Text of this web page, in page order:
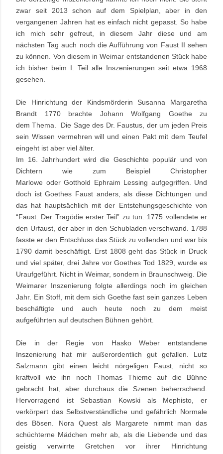
zwar seit 2013 schon auf dem Spielplan, aber in den
vergangenen Jahren hat es einfach nicht gepasst. So habe
ich mich sehr gefreut, in diesem Jahr diese und am
nächsten Tag auch noch die Aufführung von Faust II sehen
zu können. Von diesem in Weimar entstandenen Stück habe
ich bisher beim I. Teil alle Inszenierungen seit etwa 1968
gesehen.
Die Hinrichtung der Kindsmörderin Susanna Margaretha
Brandt 1770 brachte Johann Wolfgang Goethe zu
dem Thema. Die Sage des Dr. Faustus, der um jeden Preis
sein Wissen vermehren will und einen Pakt mit dem Teufel
eingeht ist aber viel älter.
Im 16. Jahrhundert wird die Geschichte populär und von
Dichtern wie zum Beispiel Christopher
Marlowe oder Gotthold Ephraim Lessing aufgegriffen. Und
doch ist Goethes Faust anders, als diese Dichtungen und
das hat hauptsächlich mit der Entstehungsgeschichte von
“Faust. Der Tragödie erster Teil” zu tun. 1775 vollendete er
den Urfaust, der aber in den Schubladen verschwand. 1788
fasste er den Entschluss das Stück zu vollenden und war bis
1790 damit beschäftigt. Erst 1808 geht das Stück in Druck
und viel später, drei Jahre vor Goethes Tod 1829, wurde es
Uraufgeführt. Nicht in Weimar, sondern in Braunschweig. Die
Weimarer Inszenierung folgte allerdings noch im gleichen
Jahr. Ein Stoff, mit dem sich Goethe fast sein ganzes Leben
beschäftigte und auch heute noch zu dem meist
aufgeführten auf deutschen Bühnen gehört.
Die in der Regie von Hasko Weber entstandene
Inszenierung hat mir außerordentlich gut gefallen. Lutz
Salzmann gibt einen leicht nörgeligen Faust, nicht so
kraftvoll wie ihn noch Thomas Thieme auf die Bühne
gebracht hat, aber durchaus die Szenen beherrschend.
Hervorragend ist Sebastian Kowski als Mephisto, er
verkörpert das Selbstverständliche und gefährlich Normale
des Bösen. Nora Quest als Margarete nimmt man das
schüchterne Mädchen mehr ab, als die Liebende und das
geistig verwirrte Gretchen vor ihrer Hinrichtung